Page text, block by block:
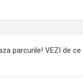
parcurile! VEZI de ce